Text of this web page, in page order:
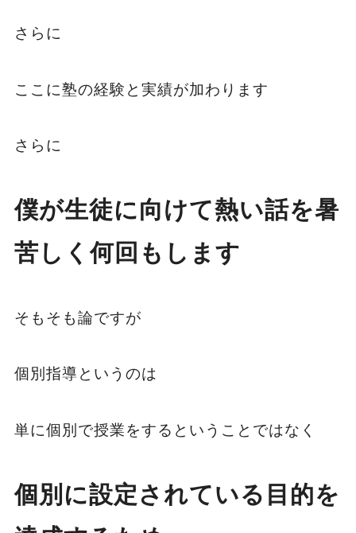
さらに
ここに塾の経験と実績が加わります
さらに
僕が生徒に向けて熱い話を暑
苦しく何回もします
そもそも論ですが
個別指導というのは
単に個別で授業をするということではなく
個別に設定されている目的を